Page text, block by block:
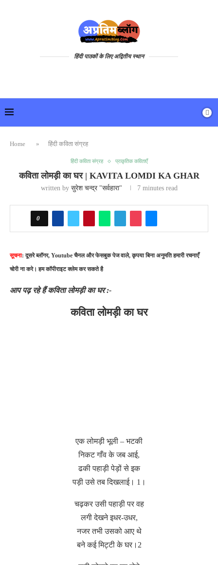
हिंदी पाठकों के लिए अद्वितीय स्थान
Home » हिंदी कविता संग्रह
हिंदी कविता संग्रह प्राकृतिक कविताएँ
कविता लोमड़ी का घर | KAVITA LOMDI KA GHAR
written by सुरेश चन्द्र "सर्वहारा" 7 minutes read
0
सूचना: दूसरे ब्लॉगर, Youtube चैनल और फेसबुक पेज वाले, कृपया बिना अनुमति हमारी रचनाएँ
चोरी ना करे। हम कॉपीराइट क्लेम कर सकते है
आप पढ़ रहे हैं कविता लोमड़ी का घर :-
कविता लोमड़ी का घर
एक लोमड़ी भूली – भटकी
निकट गाँव के जब आई,
ढकी पहाड़ी पेड़ों से इक
पड़ी उसे तब दिखलाई। 1।
चढ़कर उसी पहाड़ी पर वह
लगी देखने इधर-उधर,
नजर तभी उसको आए थे
बने कई मिट्टी के घर।2